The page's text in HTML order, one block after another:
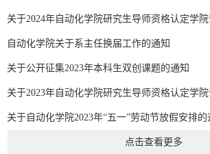
自动化学院关于系主任换届工作的通知
关于公开征集2023年本科生双创课题的通知
关于自动化学院2023年“五一”劳动节放假安排的
点击查看更多